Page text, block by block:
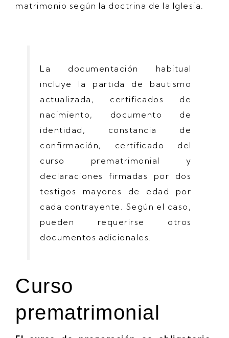
matrimonio según la doctrina de la Iglesia.
La documentación habitual
incluye la partida de bautismo
actualizada, certificados de
nacimiento, documento de
identidad, constancia de
confirmación, certificado del
curso prematrimonial y
declaraciones firmadas por dos
testigos mayores de edad por
cada contrayente. Según el caso,
pueden requerirse otros
documentos adicionales.
Curso
prematrimonial